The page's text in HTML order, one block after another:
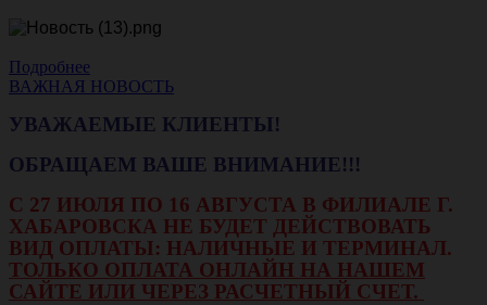
Подробнее
ВАЖНАЯ НОВОСТЬ
УВАЖАЕМЫЕ КЛИЕНТЫ!
ОБРАЩАЕМ ВАШЕ ВНИМАНИЕ!!!
С 27 ИЮЛЯ ПО 16 АВГУСТА В ФИЛИАЛЕ Г.
ХАБАРОВСКА НЕ БУДЕТ ДЕЙСТВОВАТЬ
ВИД ОПЛАТЫ: НАЛИЧНЫЕ И ТЕРМИНАЛ.
ТОЛЬКО ОПЛАТА ОНЛАЙН НА НАШЕМ
САЙТЕ ИЛИ ЧЕРЕЗ РАСЧЕТНЫЙ СЧЕТ.